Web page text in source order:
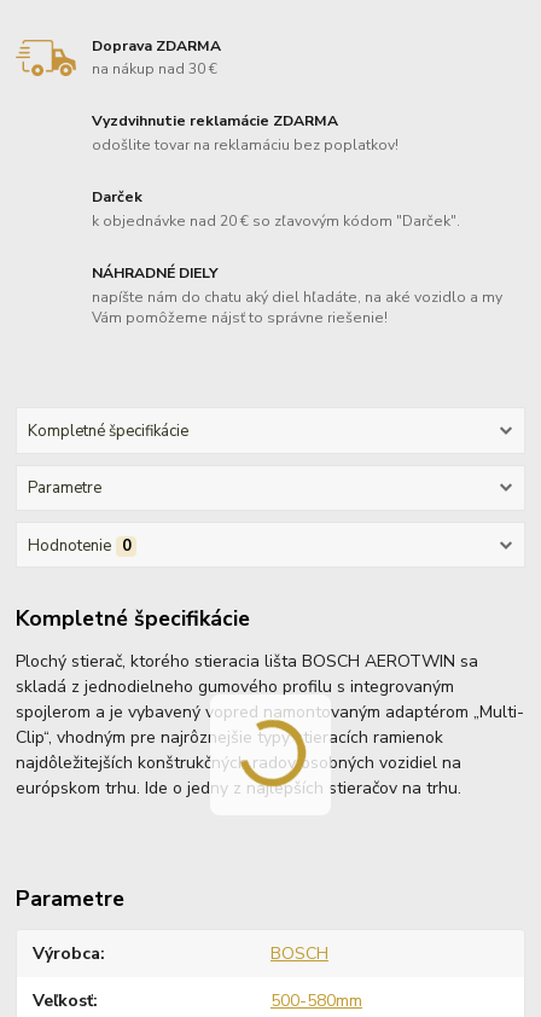
Doprava ZDARMA
na nákup nad 30 €
Vyzdvihnutie reklamácie ZDARMA
odošlite tovar na reklamáciu bez poplatkov!
Darček
k objednávke nad 20 € so zľavovým kódom "Darček".
NÁHRADNÉ DIELY
napíšte nám do chatu aký diel hľadáte, na aké vozidlo a my
Vám pomôžeme nájsť to správne riešenie!
Kompletné špecifikácie
Parametre
Hodnotenie 0
Kompletné špecifikácie
Plochý stierač, ktorého stieracia lišta BOSCH AEROTWIN sa
skladá z jednodielneho gumového profilu s integrovaným
spojlerom a je vybavený vopred namontovaným adaptérom „Multi-
Clip“, vhodným pre najrôznejšie typy stieracích ramienok
najdôležitejších konštrukčných radov osobných vozidiel na
európskom trhu. Ide o jedny z najlepších stieračov na trhu.
Parametre
Výrobca BOSCH
Veľkosť 500-580mm